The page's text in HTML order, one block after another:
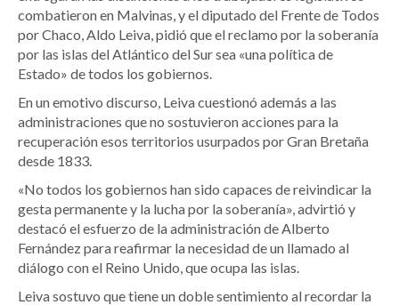
combatieron en Malvinas, y el diputado del Frente de Todos
por Chaco, Aldo Leiva, pidió que el reclamo por la soberanía
por las islas del Atlántico del Sur sea «una política de
Estado» de todos los gobiernos.
En un emotivo discurso, Leiva cuestionó además a las
administraciones que no sostuvieron acciones para la
recuperación esos territorios usurpados por Gran Bretaña
desde 1833.
«No todos los gobiernos han sido capaces de reivindicar la
gesta permanente y la lucha por la soberanía», advirtió y
destacó el esfuerzo de la administración de Alberto
Fernández para reafirmar la necesidad de un llamado al
diálogo con el Reino Unido, que ocupa las islas.
Leiva sostuvo que tiene un doble sentimiento al recordar la